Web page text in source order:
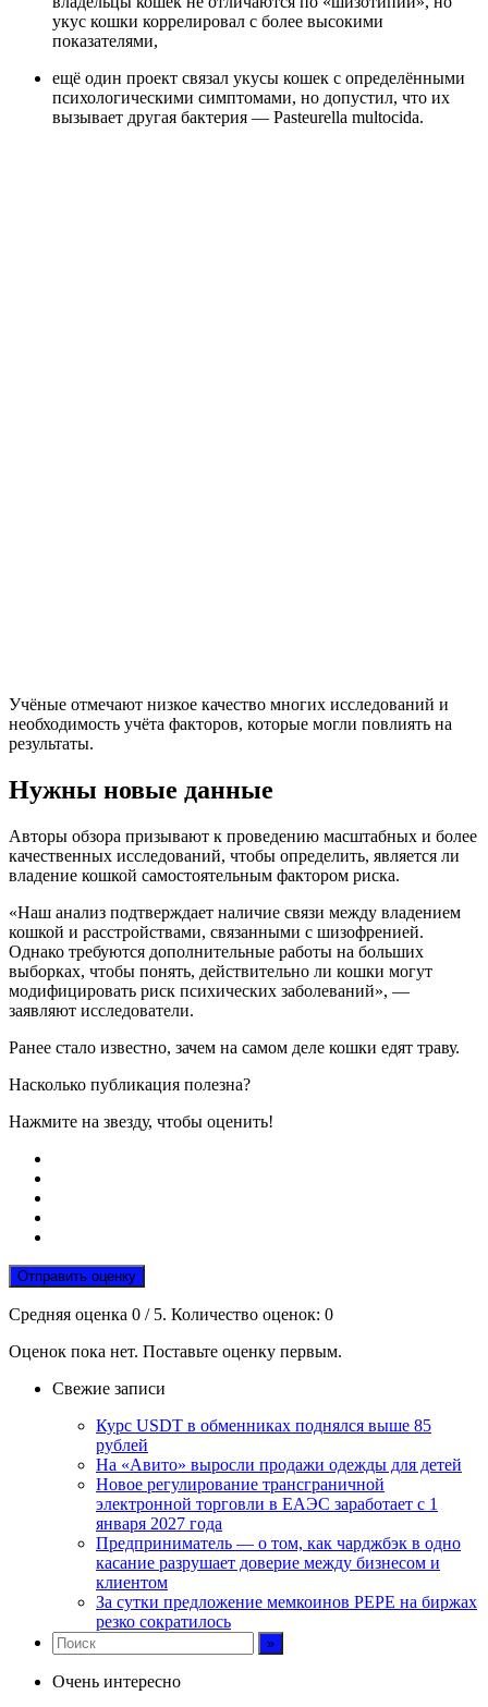
укус кошки коррелировал с более высокими
показателями,
ещё один проект связал укусы кошек с определёнными
психологическими симптомами, но допустил, что их
вызывает другая бактерия — Pasteurella multocida.
Учёные отмечают низкое качество многих исследований и
необходимость учёта факторов, которые могли повлиять на
результаты.
Нужны новые данные
Авторы обзора призывают к проведению масштабных и более
качественных исследований, чтобы определить, является ли
владение кошкой самостоятельным фактором риска.
«Наш анализ подтверждает наличие связи между владением
кошкой и расстройствами, связанными с шизофренией.
Однако требуются дополнительные работы на больших
выборках, чтобы понять, действительно ли кошки могут
модифицировать риск психических заболеваний», —
заявляют исследователи.
Ранее стало известно, зачем на самом деле кошки едят траву.
Насколько публикация полезна?
Нажмите на звезду, чтобы оценить!
Отправить оценку
Средняя оценка 0 / 5. Количество оценок: 0
Оценок пока нет. Поставьте оценку первым.
Свежие записи
Курс USDT в обменниках поднялся выше 85
рублей
На «Авито» выросли продажи одежды для детей
Новое регулирование трансграничной
электронной торговли в ЕАЭС заработает с 1
января 2027 года
Предприниматель — о том, как чарджбэк в одно
касание разрушает доверие между бизнесом и
клиентом
За сутки предложение мемкоинов PEPE на биржах
резко сократилось
Очень интересно